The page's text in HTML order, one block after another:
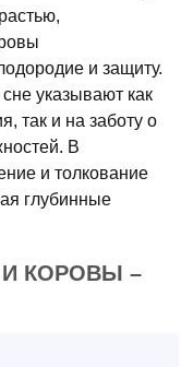
и защиту.
указывают как
так и на заботу о
В
и толкование
глубинные
КОРОВЫ –